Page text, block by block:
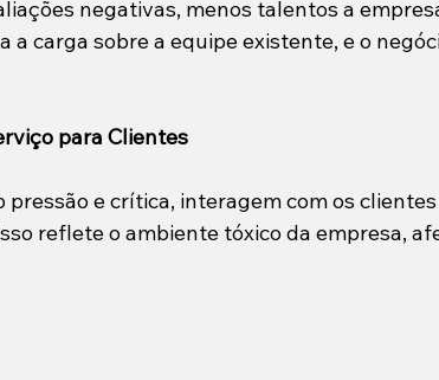
negativas, menos talentos a
a carga sobre a equipe existente, e o
para Clientes
pressão e crítica, interagem com os
reflete o ambiente tóxico da empresa,